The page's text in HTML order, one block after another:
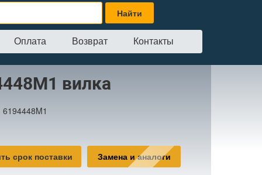
Оплата Возврат Контакты
вилка
6194448M1
срок поставки Замена и аналоги